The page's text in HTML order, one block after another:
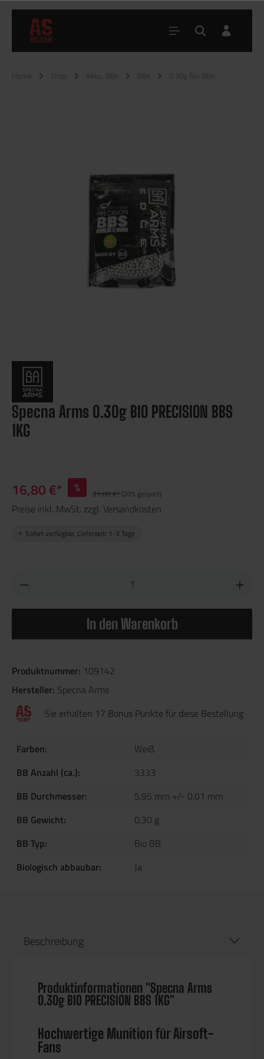
Home Shop Akku, BBs BBs 0.30g Bio BBs
Specna Arms 0.30g BIO PRECISION BBS
1KG
16,80 €* % 21,00 €* (20% gespart)
Preise inkl. MwSt. zzgl. Versandkosten
Sofort verfügbar, Lieferzeit: 1-3 Tage
In den Warenkorb
Produktnummer: 109142
Hersteller: Specna Arms
Sie erhalten 17 Bonus Punkte für diese Bestellung
Farben:
Weiß
BB Anzahl (ca.):
3333
BB Durchmesser:
5,95 mm +/- 0,01 mm
BB Gewicht:
0,30 g
BB Typ:
Bio BB
Biologisch abbaubar:
Ja
Beschreibung
Produktinformationen "Specna Arms
0.30g BIO PRECISION BBS 1KG"
Hochwertige Munition für Airsoft-
Fans